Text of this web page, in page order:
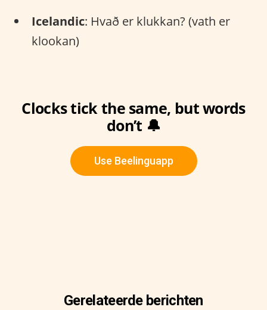
Icelandic: Hvað er klukkan? (vath er
klookan)
Clocks tick the same, but words
don’t 🔔
Use Beelinguapp
Gerelateerde berichten